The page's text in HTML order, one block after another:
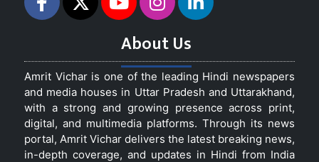
About Us
Amrit Vichar is one of the leading Hindi newspapers
and media houses in Uttar Pradesh and Uttarakhand,
with a strong and growing presence across print,
digital, and multimedia platforms. Through its news
portal, Amrit Vichar delivers the latest breaking news,
in-depth coverage, and updates in Hindi from India